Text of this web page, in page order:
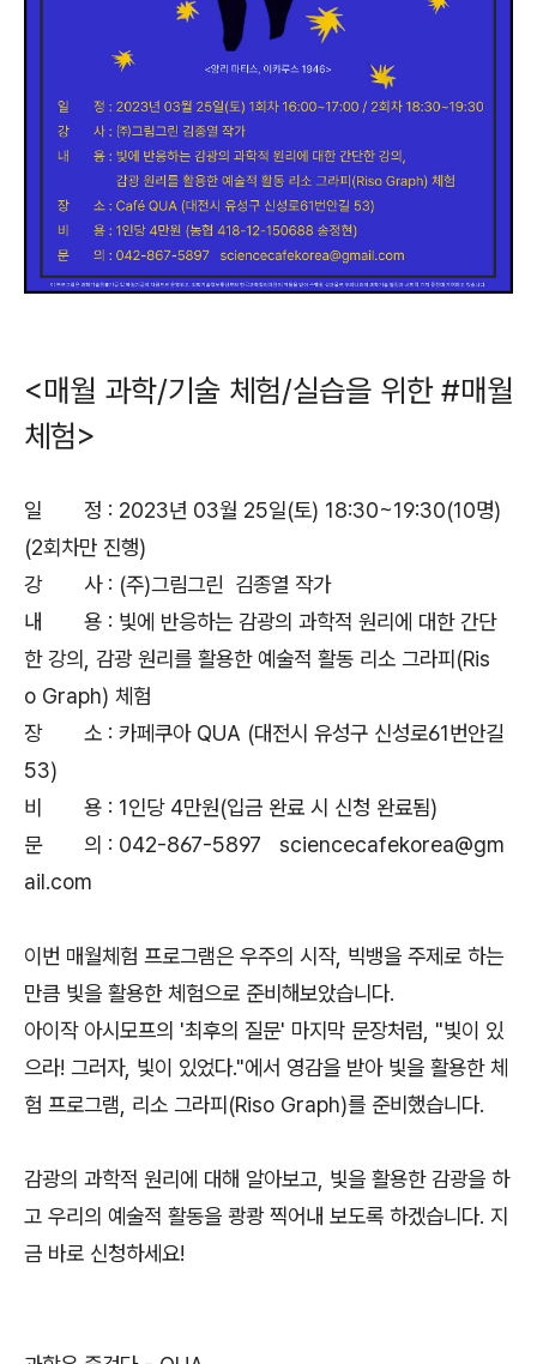
<매월 과학/기술 체험/실습을 위한 #매월
체험>
일 정 : 2023년 03월 25일(토) 18:30~19:30(10명)
(2회차만 진행)
강 사 : (주)그림그린 김종열 작가
내 용 : 빛에 반응하는 감광의 과학적 원리에 대한 간단
한 강의, 감광 원리를 활용한 예술적 활동 리소 그라피(Ris
o Graph) 체험
장 소 : 카페쿠아 QUA (대전시 유성구 신성로61번안길
53)
비 용 : 1인당 4만원(입금 완료 시 신청 완료됨)
문 의 : 042-867-5897 sciencecafekorea@gm
ail.com
이번 매월체험 프로그램은 우주의 시작, 빅뱅을 주제로 하는
만큼 빛을 활용한 체험으로 준비해보았습니다.
아이작 아시모프의 '최후의 질문' 마지막 문장처럼, "빛이 있
으라! 그러자, 빛이 있었다."에서 영감을 받아 빛을 활용한 체
험 프로그램, 리소 그라피(Riso Graph)를 준비했습니다.
감광의 과학적 원리에 대해 알아보고, 빛을 활용한 감광을 하
고 우리의 예술적 활동을 쾅쾅 찍어내 보도록 하겠습니다. 지
금 바로 신청하세요!